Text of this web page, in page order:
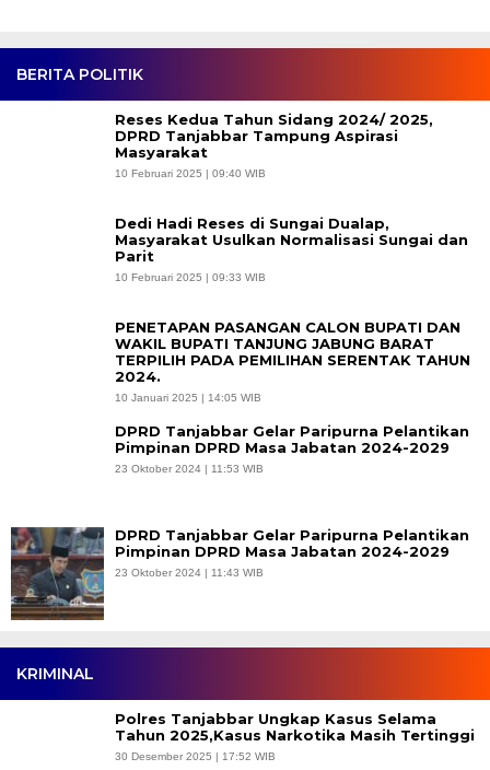
BERITA POLITIK
Reses Kedua Tahun Sidang 2024/ 2025,
DPRD Tanjabbar Tampung Aspirasi
Masyarakat
10 Februari 2025 | 09:40 WIB
Dedi Hadi Reses di Sungai Dualap,
Masyarakat Usulkan Normalisasi Sungai dan
Parit
10 Februari 2025 | 09:33 WIB
PENETAPAN PASANGAN CALON BUPATI DAN
WAKIL BUPATI TANJUNG JABUNG BARAT
TERPILIH PADA PEMILIHAN SERENTAK TAHUN
2024.
10 Januari 2025 | 14:05 WIB
DPRD Tanjabbar Gelar Paripurna Pelantikan
Pimpinan DPRD Masa Jabatan 2024-2029
23 Oktober 2024 | 11:53 WIB
DPRD Tanjabbar Gelar Paripurna Pelantikan
Pimpinan DPRD Masa Jabatan 2024-2029
23 Oktober 2024 | 11:43 WIB
KRIMINAL
Polres Tanjabbar Ungkap Kasus Selama
Tahun 2025,Kasus Narkotika Masih Tertinggi
30 Desember 2025 | 17:52 WIB